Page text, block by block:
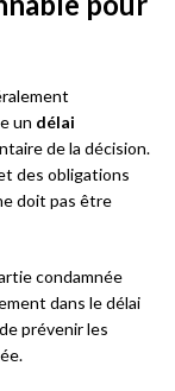
un délai
de la décision.
des obligations
doit pas être
condamnée
dans le délai
prévenir les